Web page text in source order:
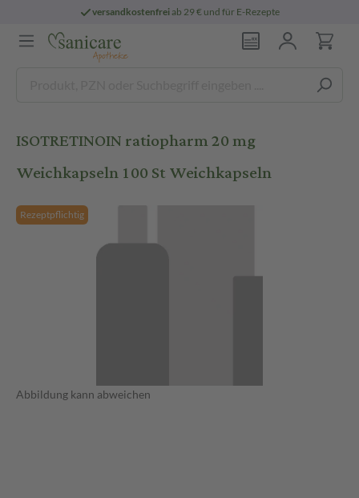
versandkostenfreiab 29 € und für E-Rezepte
ISOTRETINOIN ratiopharm 20 mg
Weichkapseln 100 St Weichkapseln
Rezeptpflichtig
Abbildung kann abweichen